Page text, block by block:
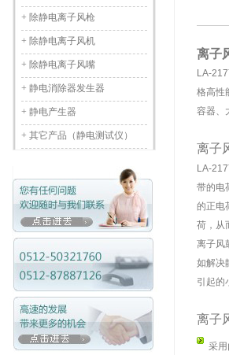
+ 除静电离子风枪
+ 除静电离子风机
+ 除静电离子风嘴
+ 静电消除器发生器
+ 静电产生器
+ 其它产品（静电测试仪）
离子
LA-
格高性
容器、
离子
LA-
带的电
的正电
荷，从
离子风
如解决
引起的
离子
采用